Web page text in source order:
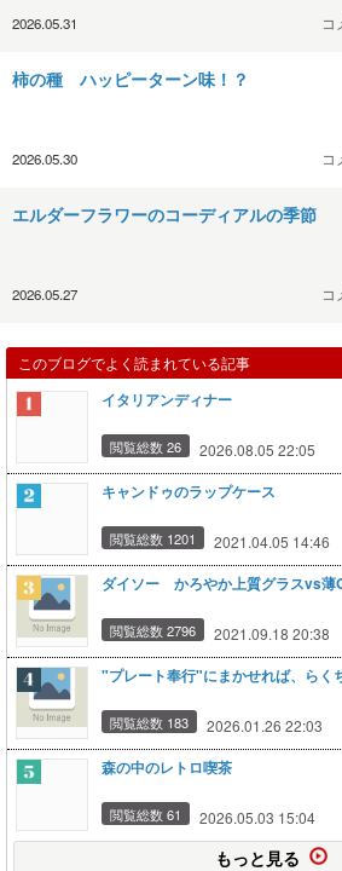
2026.05.31 コ
柿の種 ハッピーターン味！？
2026.05.30 コ
エルダーフラワーのコーディアルの季節
2026.05.27 コ
このブログでよく読まれている記事
イタリアンディナー
閲覧総数 26 2026.08.05 22:05
キャンドゥのラップケース
閲覧総数 1201 2021.04.05 14:46
ダイソー かろやか上質グラスvs薄
閲覧総数 2796 2021.09.18 20:38
"プレート奉行"にまかせれば、らく
閲覧総数 183 2026.01.26 22:03
森の中のレトロ喫茶
閲覧総数 61 2026.05.03 15:04
もっと見る